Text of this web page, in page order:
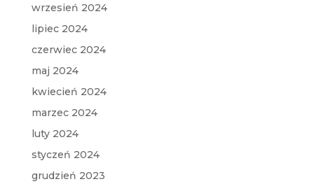
wrzesień 2024
lipiec 2024
czerwiec 2024
maj 2024
kwiecień 2024
marzec 2024
luty 2024
styczeń 2024
grudzień 2023